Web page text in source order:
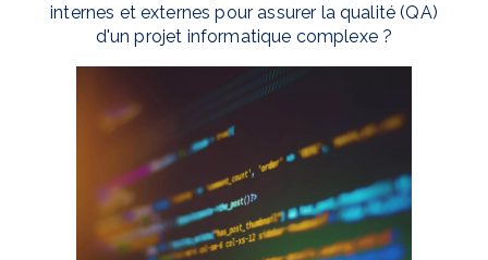
internes et externes pour assurer la qualité (QA)
d'un projet informatique complexe ?